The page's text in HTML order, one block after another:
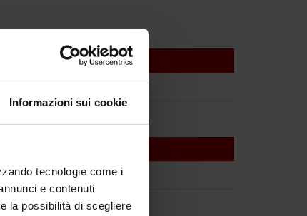
Informazioni sui cookie
tecnologie come i
e contenuti
la possibilità di scegliere